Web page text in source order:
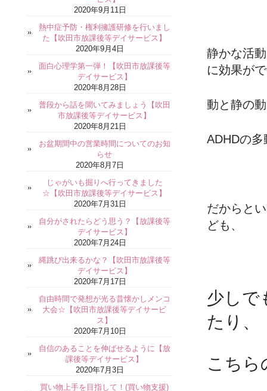
静かな活
に効果が
動と静の
ADHDの
だからと
ども、
少しで
たり、
こちら
2020年9月11日
熱中症予防・権利擁護研修を行いまし
た【吹田市放課後等デイサービス】
2020年9月4日
面白心理学第一弾！【吹田市放課後等
デイサービス】
2020年8月28日
普段から話を聞いてみましょう【吹田
市放課後等デイサービス】
2020年8月21日
お盆期間中の営業時間についてのお知
らせ
2020年8月7日
じゃがいも掘りへ行ってきました
☆【吹田市放課後等デイサービス】
2020年7月31日
自分がされたらどう思う？【放課後等
デイサービス】
2020年7月24日
縄跳び出来るかな？【吹田市放課後等
デイサービス】
2020年7月17日
自由時間で発想が光る昔懐かしメンコ
大会☆【吹田市放課後等デイサービ
ス】
2020年7月10日
自信のあることを伸ばせるように【放
課後等デイサービス】
2020年7月3日
買い物上手を目指して！(買い物支援)